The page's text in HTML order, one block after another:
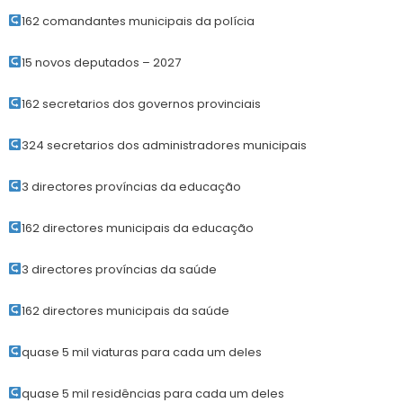
162 comandantes municipais da polícia
15 novos deputados – 2027
162 secretarios dos governos provinciais
324 secretarios dos administradores municipais
3 directores províncias da educação
162 directores municipais da educação
3 directores províncias da saúde
162 directores municipais da saúde
quase 5 mil viaturas para cada um deles
quase 5 mil residências para cada um deles